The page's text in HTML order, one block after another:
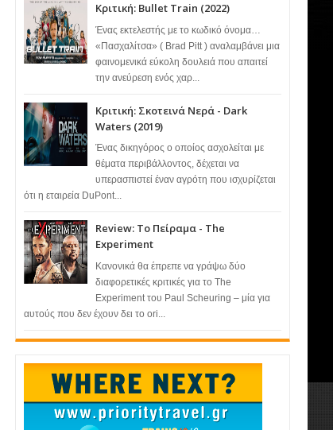
Κριτική: Bullet Train (2022)
Ένας εκτελεστής με το κωδικό όνομα…
«Πασχαλίτσα» ( Brad Pitt ) αναλαμβάνει μια
φαινομενικά εύκολη δουλειά που απαιτεί
την ανεύρεση ενός χαρ...
Κριτική: Σκοτεινά Νερά - Dark
Waters (2019)
Ένας δικηγόρος ο οποίος ασχολείται με
θέματα περιβάλλοντος, δέχεται να
υπερασπιστεί έναν αγρότη που ισχυρίζεται
ότι η εταιρεία DuPont...
Review: Το Πείραμα - The
Experiment
Κανονικά θα έπρεπε να γράψω δύο
διαφορετικές κριτικές για το The
Experiment του Paul Scheuring – μία για
αυτούς που δεν έχουν δει το ori...